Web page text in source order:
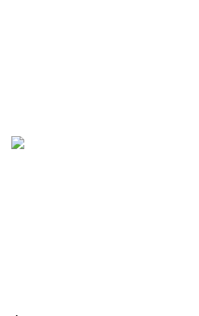
отношение. Спасибо
и хороших врачей!